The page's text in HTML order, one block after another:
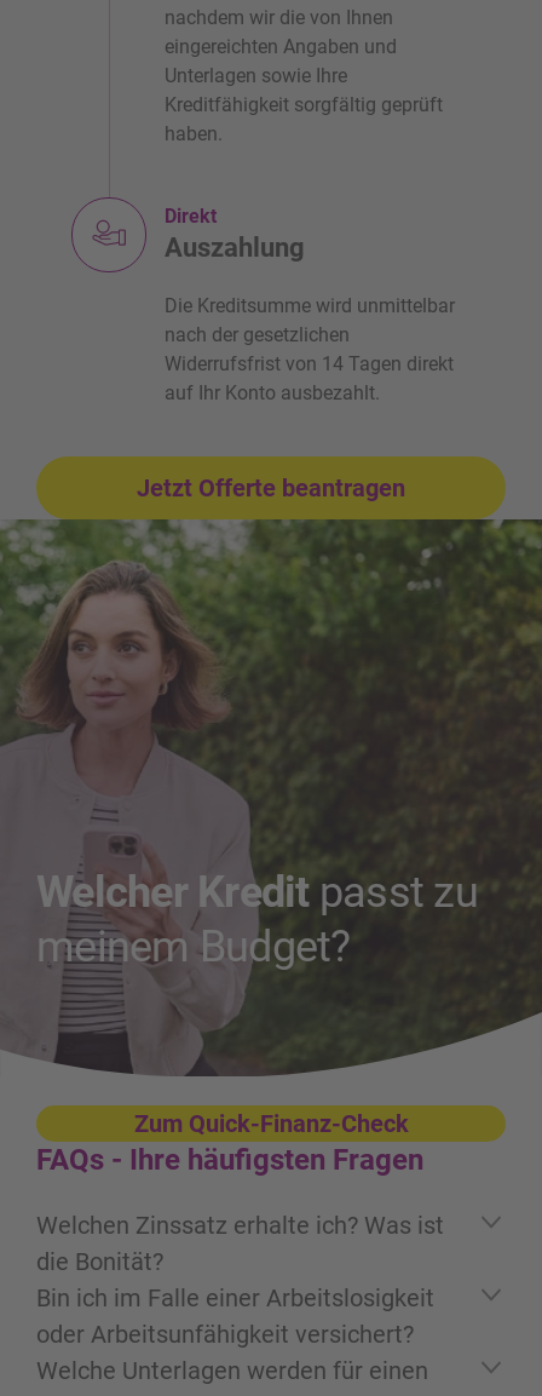
nachdem wir die von Ihnen
eingereichten Angaben und
Unterlagen sowie Ihre
Kreditfähigkeit sorgfältig geprüft
haben.
Direkt
Auszahlung
Die Kreditsumme wird unmittelbar
nach der gesetzlichen
Widerrufsfrist von 14 Tagen direkt
auf Ihr Konto ausbezahlt.
Jetzt Offerte beantragen
Welcher Kredit passt zu
meinem Budget?
Zum Quick-Finanz-Check
FAQs - Ihre häufigsten Fragen
Welchen Zinssatz erhalte ich? Was ist
die Bonität?
Der effektive Zinssatz wird anhand der
Bonität berechnet und nach der
Antragsprüfung dem Kreditnehmer
Bin ich im Falle einer Arbeitslosigkeit
oder Arbeitsunfähigkeit versichert?
Bei allen Finanzierungslösungen von
Welche Unterlagen werden für einen